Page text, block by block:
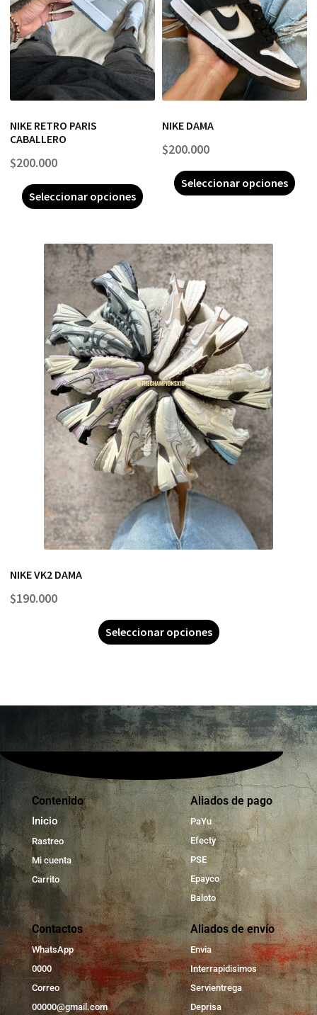
NIKE RETRO PARIS
CABALLERO
$200.000
Seleccionar opciones
NIKE DAMA
$200.000
Seleccionar opciones
NIKE VK2 DAMA
$190.000
Seleccionar opciones
Contenido
Inicio
Rastreo
Mi cuenta
Carrito
Aliados de pago
PaYu
Efecty
PSE
Epayco
Baloto
Contactos
WhatsApp
0000
Correo
00000@gmail.com
Aliados de envío
Envia
Interrapidisimos
Servientrega
Deprisa